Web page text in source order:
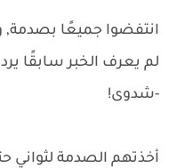
انتفضوا جميعًا
لم يعرف الخبر سابقًا
-شدوى!
أخذتهم الصدمة لثواني